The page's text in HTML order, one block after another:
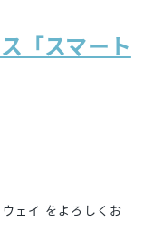
「スマート
ェイ をよろしくお